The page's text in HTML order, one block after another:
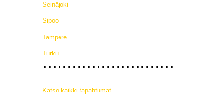
Seinäjoki
Sipoo
Tampere
Turku
Katso kaikki tapahtumat